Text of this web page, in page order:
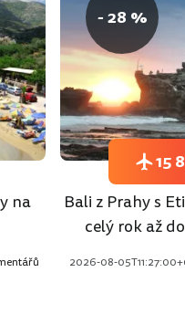
na
- 28 %
Bali z Prahy s
celý rok až
2026-08-
15